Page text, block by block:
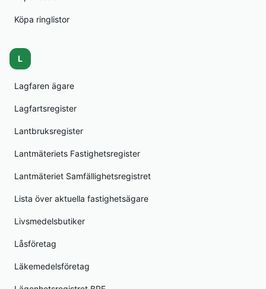
Köpa ringlistor
L
Lagfaren ägare
Lagfartsregister
Lantbruksregister
Lantmäteriets Fastighetsregister
Lantmäteriet Samfällighetsregistret
Lista över aktuella fastighetsägare
Livsmedelsbutiker
Låsföretag
Läkemedelsföretag